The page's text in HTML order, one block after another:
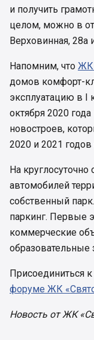
и получить
целом, можно в
Верховинная, 28а
Напомним, что ЖК
домов комфорт-
эксплуатацию в I
октября 2020
новостроев,
2020 и 2021 годов
На
автомобилей
собственный
паркинг. Первые
коммерческие
образовательные
Присоединиться
форуме ЖК
Новость от ЖК